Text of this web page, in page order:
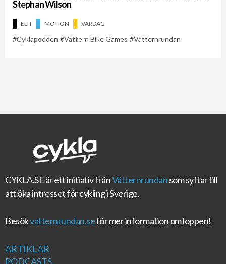
Stephan Wilson
ELIT MOTION VARDAG
Cyklapodden Vättern Bike Games Vätternrundan
CYKLA.SEär ett initiativ frånVätternrundansom syftar till
att öka intresset för cykling i Sverige.
Besökvatternrundan.seför mer information om loppen!
ARTIKLAR
PODCASTS